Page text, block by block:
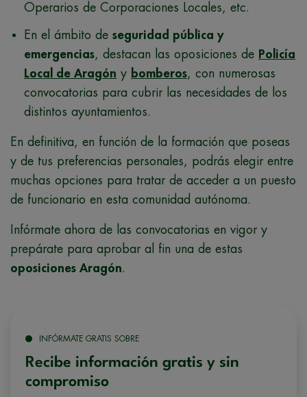
Operarios de Corporaciones Locales, etc.
En el ámbito de seguridad pública y
emergencias, destacan las oposiciones de Policía
Local de Aragón y bomberos, con numerosas
convocatorias para cubrir las necesidades de los
distintos ayuntamientos.
En definitiva, en función de la formación que poseas
y de tus preferencias personales, podrás elegir entre
muchas opciones para tratar de acceder a un puesto
de funcionario en esta comunidad autónoma.
Infórmate ahora de las convocatorias en vigor y
prepárate para aprobar al fin una de estas
oposiciones Aragón.
INFÓRMATE GRATIS SOBRE
Recibe información gratis y sin
compromiso